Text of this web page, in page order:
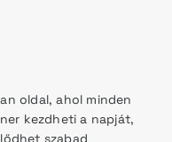
oldal, ahol minden
kezdheti a napját,
szabad